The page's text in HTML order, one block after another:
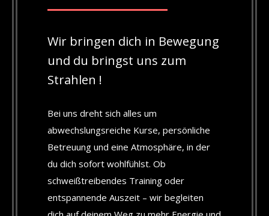
Wir bringen dich in Bewegung
und du bringst uns zum
Strahlen !
Bei uns dreht sich alles um
abwechslungsreiche Kurse, persönliche
Betreuung und eine Atmosphäre, in der
du dich sofort wohlfühlst. Ob
schweißtreibendes Training oder
entspannende Auszeit – wir begleiten